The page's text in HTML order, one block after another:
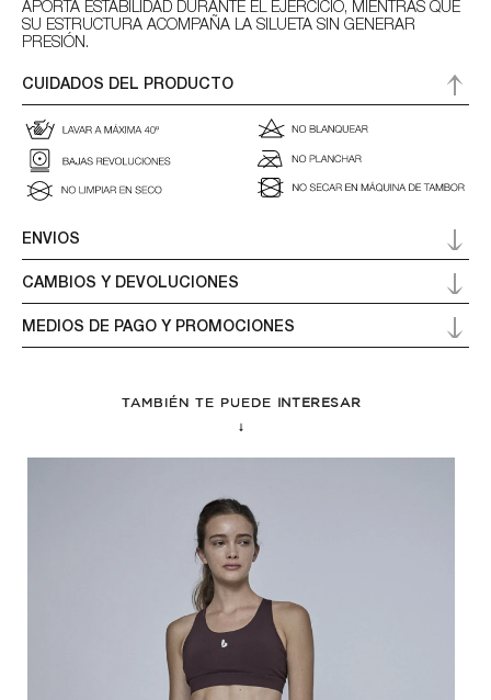
APORTA ESTABILIDAD DURANTE EL EJERCICIO, MIENTRAS QUE
SU ESTRUCTURA ACOMPAÑA LA SILUETA SIN GENERAR
PRESIÓN.
CUIDADOS DEL PRODUCTO
ENVIOS
CAMBIOS Y DEVOLUCIONES
MEDIOS DE PAGO Y PROMOCIONES
TAMBIÉN TE PUEDE
INTERESAR
↓